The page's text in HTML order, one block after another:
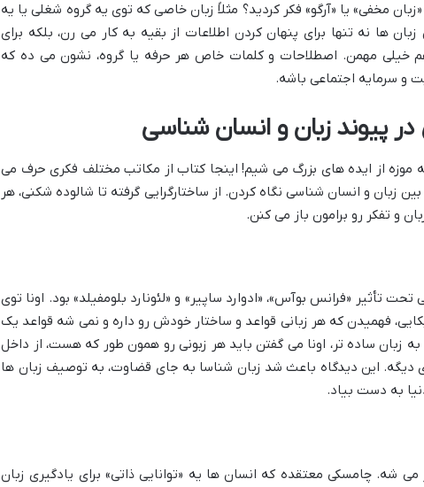
مخفی» یا «آرگو» فکر کردید؟ مثلاً زبان خاصی که توی یه گروه شغلی یا یه
ها نه تنها برای پنهان کردن اطلاعات از بقیه به کار می رن، بلکه برای
خیلی مهمن. اصطلاحات و کلمات خاص هر حرفه یا گروه، نشون می ده که
و سرمایه اجتماعی باشه.
پیوند زبان و انسان شناسی
موزه از ایده های بزرگ می شیم! اینجا کتاب از مکاتب مختلف فکری حرف می
زبان و انسان شناسی نگاه کردن. از ساختارگرایی گرفته تا شالوده شکنی، هر
و تفکر رو برامون باز می کنن.
تأثیر «فرانس بوآس»، «ادوارد ساپیر» و «لئونارد بلومفیلد» بود. اونا توی
فهمیدن که هر زبانی قواعد و ساختار خودش رو داره و نمی شه قواعد یک
زبان ساده تر، اونا می گفتن باید هر زبونی رو همون طور که هست، از داخل
دیگه. این دیدگاه باعث شد زبان شناسا به جای قضاوت، به توصیف زبان ها
به دست بیاد.
می شه. چامسکی معتقده که انسان ها یه «توانایی ذاتی» برای یادگیری زبان